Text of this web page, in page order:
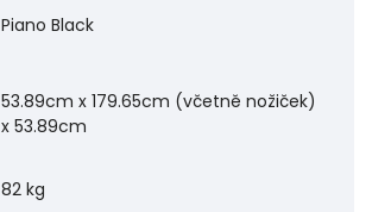
Piano Black
53.89cm x 179.65cm (včetně nožiček)
x 53.89cm
82 kg